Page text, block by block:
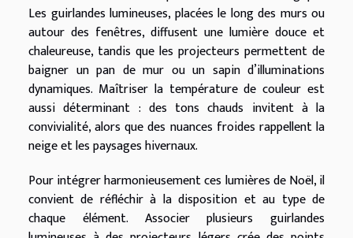
Les guirlandes lumineuses, placées le long des murs ou
autour des fenêtres, diffusent une lumière douce et
chaleureuse, tandis que les projecteurs permettent de
baigner un pan de mur ou un sapin d’illuminations
dynamiques. Maîtriser la température de couleur est
aussi déterminant : des tons chauds invitent à la
convivialité, alors que des nuances froides rappellent la
neige et les paysages hivernaux.
Pour intégrer harmonieusement ces lumières de Noël, il
convient de réfléchir à la disposition et au type de
chaque élément. Associer plusieurs guirlandes